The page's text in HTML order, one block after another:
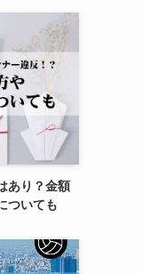
あり？金額
ついても